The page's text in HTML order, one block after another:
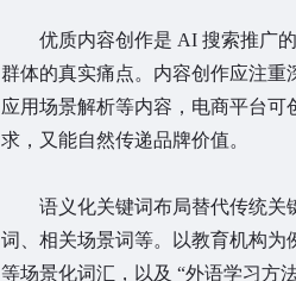
优质内容创作是 AI 搜索推广
群体的真实痛点。内容创作应注重
应用场景解析等内容，电商平台
求，又能自然传递品牌价值。
语义化关键词布局替代传统关
词、相关场景词等。以教育机构为
等场景化词汇，以及 “外语学习方